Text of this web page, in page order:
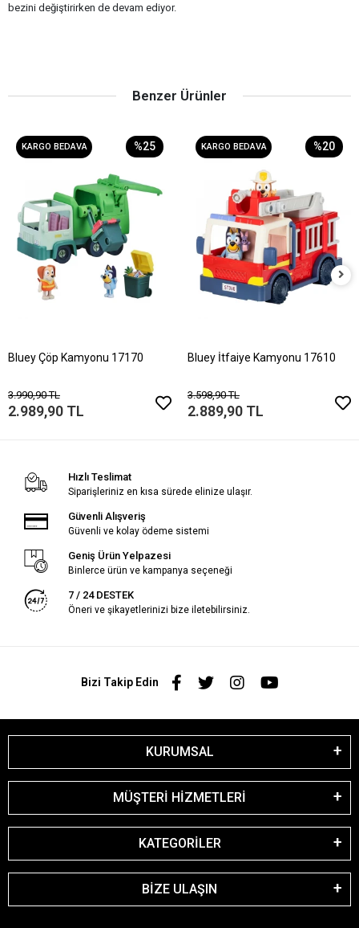
bezini değiştirirken de devam ediyor.
Benzer Ürünler
KARGO BEDAVA %25
Bluey Çöp Kamyonu 17170
3.990,90 TL
2.989,90 TL
KARGO BEDAVA %20
Bluey İtfaiye Kamyonu 17610
3.598,90 TL
2.889,90 TL
Hızlı Teslimat
Siparişleriniz en kısa sürede elinize ulaşır.
Güvenli Alışveriş
Güvenli ve kolay ödeme sistemi
Geniş Ürün Yelpazesi
Binlerce ürün ve kampanya seçeneği
7 / 24 DESTEK
Öneri ve şikayetlerinizi bize iletebilirsiniz.
Bizi Takip Edin
KURUMSAL
MÜŞTERİ HİZMETLERİ
KATEGORİLER
BİZE ULAŞIN